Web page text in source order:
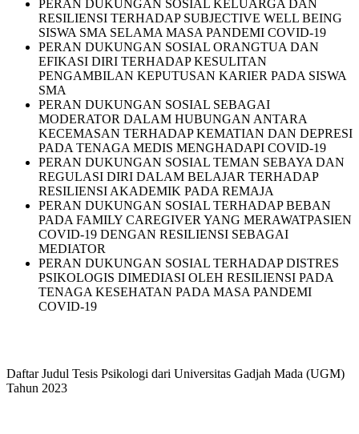
PERAN DUKUNGAN SOSIAL KELUARGA DAN
RESILIENSI TERHADAP SUBJECTIVE WELL BEING
SISWA SMA SELAMA MASA PANDEMI COVID-19
PERAN DUKUNGAN SOSIAL ORANGTUA DAN
EFIKASI DIRI TERHADAP KESULITAN
PENGAMBILAN KEPUTUSAN KARIER PADA SISWA
SMA
PERAN DUKUNGAN SOSIAL SEBAGAI
MODERATOR DALAM HUBUNGAN ANTARA
KECEMASAN TERHADAP KEMATIAN DAN DEPRESI
PADA TENAGA MEDIS MENGHADAPI COVID-19
PERAN DUKUNGAN SOSIAL TEMAN SEBAYA DAN
REGULASI DIRI DALAM BELAJAR TERHADAP
RESILIENSI AKADEMIK PADA REMAJA
PERAN DUKUNGAN SOSIAL TERHADAP BEBAN
PADA FAMILY CAREGIVER YANG MERAWATPASIEN
COVID-19 DENGAN RESILIENSI SEBAGAI
MEDIATOR
PERAN DUKUNGAN SOSIAL TERHADAP DISTRES
PSIKOLOGIS DIMEDIASI OLEH RESILIENSI PADA
TENAGA KESEHATAN PADA MASA PANDEMI
COVID-19
Daftar Judul Tesis Psikologi dari Universitas Gadjah Mada (UGM)
Tahun 2023